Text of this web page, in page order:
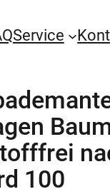
Service
100